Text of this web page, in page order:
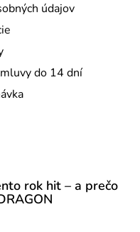
údajov
do 14 dní
rok hit – a prečo